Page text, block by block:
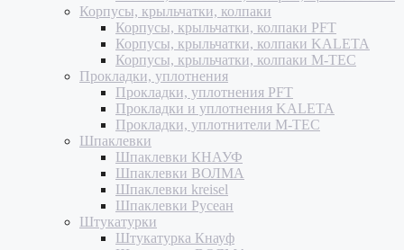
Корпусы, крыльчатки, колпаки
Корпусы, крыльчатки, колпаки PFT
Корпусы, крыльчатки, колпаки KALETA
Корпусы, крыльчатки, колпаки M-TEC
Прокладки, уплотнения
Прокладки, уплотнения PFT
Прокладки и уплотнения KALETA
Прокладки, уплотнители M-TEC
Шпаклевки
Шпаклевки КНАУФ
Шпаклевки ВОЛМА
Шпаклевки kreisel
Шпаклевки Русеан
Штукатурки
Штукатурка Кнауф